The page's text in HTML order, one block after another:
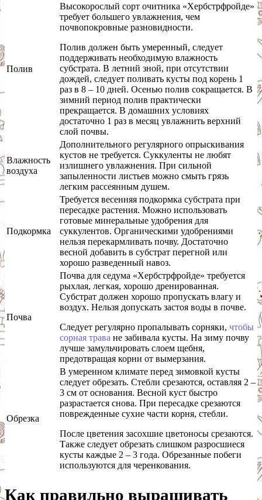
Полив
Высокорослый сорт очитника «Хербстрфройде»
требует большего увлажнения, чем
почвопокровные разновидности.
Полив должен быть умеренный, следует
поддерживать необходимую влажность
субстрата. В летний зной, при отсутствии
дождей, следует поливать кусты под корень 1
раз в 8 – 10 дней. Осенью полив сокращается. В
зимний период полив практически
прекращается. В домашних условиях
достаточно 1 раз в месяц увлажнить верхний
слой почвы.
Влажность
воздуха
Дополнительного регулярного опрыскивания
кустов не требуется. Суккуленты не любят
излишнего увлажнения. При сильной
запыленности листьев можно смыть грязь
легким рассеянным душем.
Подкормка
Требуется весенняя подкормка субстрата при
пересадке растения. Можно использовать
готовые минеральные удобрения для
суккулентов. Органическими удобрениями
нельзя перекармливать почву. Достаточно
весной добавить в субстрат перегной или
хорошо разведенный навоз.
Почва
Почва для седума «Хербстрфройде» требуется
рыхлая, легкая, хорошо дренированная.
Субстрат должен хорошо пропускать влагу и
воздух. Нельзя допускать застоя воды в почве.
Следует регулярно пропалывать сорняки, чтобы
сорная трава не забивала кусты. На зиму почву
лучше замульчировать слоем щебня,
предотвращая корни от вымерзания.
Обрезка
В умеренном климате перед зимовкой кусты
следует обрезать. Стебли срезаются, оставляя 2 –
3 см от основания. Весной куст быстро
разрастается снова. При пересадке срезаются
поврежденные сухие части корня, стебли.
После цветения засохшие цветоносы срезаются.
Также следует обрезать слишком разросшиеся
кусты каждые 2 – 3 года. Обрезанные побеги
используются для черенкования.
Как правильно выращивать